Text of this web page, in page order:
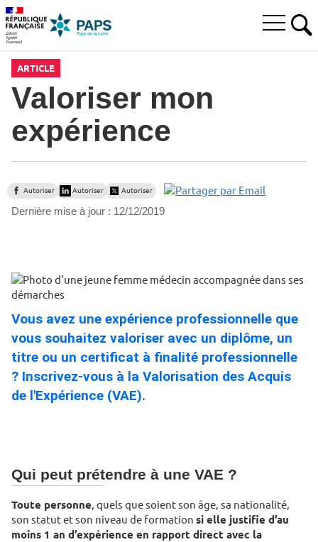
Aller
la
Aller
au
menu
Aller
au
contenu
Ouvrir
ARTICLE
Valoriser mon
expérience
Autoriser Autoriser Autoriser
Dernière mise à jour : 12/12/2019
Vous avez une expérience professionnelle que
vous souhaitez valoriser avec un diplôme, un
titre ou un certificat à finalité professionnelle
? Inscrivez-vous à la Valorisation des Acquis
de l'Expérience (VAE).
Qui peut prétendre à une VAE ?
Toute personne, quels que soient son âge, sa nationalité,
son statut et son niveau de formation si elle justifie d’au
moins 1 an d’expérience en rapport direct avec la